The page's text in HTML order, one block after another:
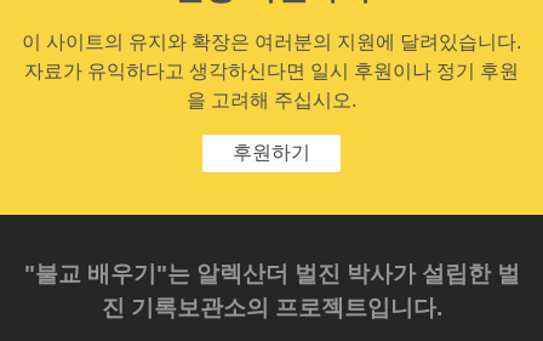
이 사이트의 유지와 확장은 여러분의 지원에 달려있습니다.
자료가 유익하다고 생각하신다면 일시 후원이나 정기 후원
을 고려해 주십시오.
후원하기
"불교 배우기"는 알렉산더 벌진 박사가 설립한 벌
진 기록보관소의 프로젝트입니다.